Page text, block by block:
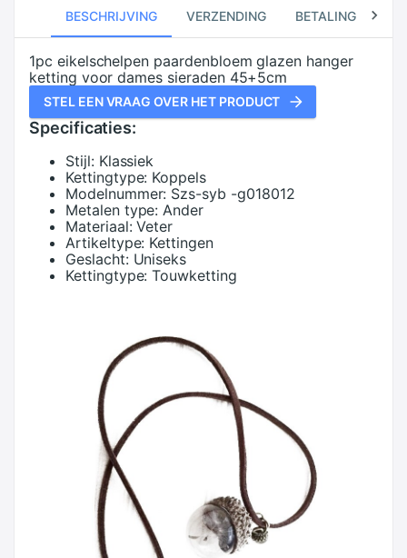
BESCHRIJVING VERZENDING BETALING
1pc eikelschelpen paardenbloem glazen hanger
ketting voor dames sieraden 45+5cm
STEL EEN VRAAG OVER HET PRODUCT
Specificaties:
Stijl: Klassiek
Kettingtype: Koppels
Modelnummer: Szs-syb -g018012
Metalen type: Ander
Materiaal: Veter
Artikeltype: Kettingen
Geslacht: Uniseks
Kettingtype: Touwketting